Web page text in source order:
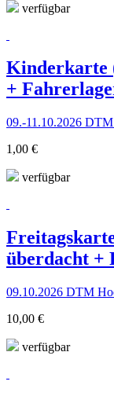
verfügbar
Kinderkarte
+
09.-11.10.2026
1,00 €
verfügbar
überdacht +
09.10.2026 DTM
10,00 €
verfügbar